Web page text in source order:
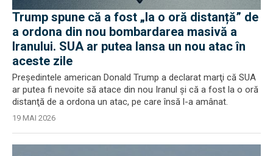
Trump spune că a fost „la o oră distanță” de
a ordona din nou bombardarea masivă a
Iranului. SUA ar putea lansa un nou atac în
aceste zile
Preşedintele american Donald Trump a declarat marţi că SUA
ar putea fi nevoite să atace din nou Iranul şi că a fost la o oră
distanţă de a ordona un atac, pe care însă l-a amânat.
19 MAI 2026